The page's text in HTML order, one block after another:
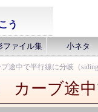
う
ファイル集 小ネタ
ブ途中で平行線に分岐（
ーブ途中